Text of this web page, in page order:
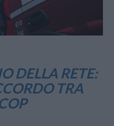
DELLA RETE:
TRA